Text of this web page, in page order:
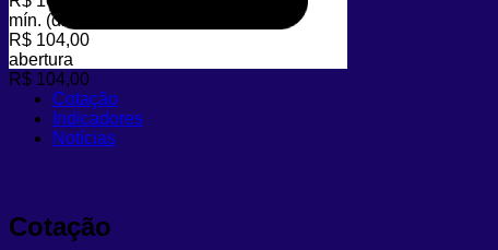
mín. (dia)
R$ 104,00
abertura
R$ 104,00
Cotação
Indicadores
Notícias
Cotação